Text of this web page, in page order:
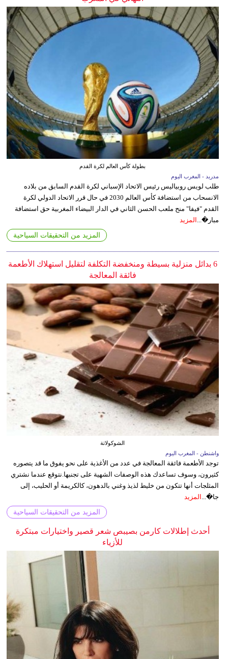
بطولة كأس العالم لكرة القدم
مدريد - المغرب اليوم
طلب لويس روبياليس رئيس الاتحاد الإسباني لكرة القدم السابق من بلاده
الانسحاب من استضافة كأس العالم 2030 في حال قرر الاتحاد الدولي لكرة
القدم "فيفا" منح ملعب الحسن الثاني في الدار البيضاء المغربية حق استضافة
مبار�... المزيد
المزيد من التحقيقات السياحية
6 بدائل منزلية بسيطة ومنخفضة التكلفة لتقليل استهلاك الأطعمة
فائقة المعالجة
الشوكولاتة
واشنطن - المغرب اليوم
توجد الأطعمة فائقة المعالجة في عدد من الأغذية على نحو يفوق ما قد يتصوره
كثيرون، وسوف تساعدك هذه الوصفات الشهية على تجنبها.نتوقع عندما نشتري
المثلجات أنها تتكون من خليط لذيذ وغني بالدهون، كالكريمة أو الحليب، إلى
جا�...
المزيد
المزيد من التحقيقات السياحية
أحدث إطلالات كارمن بصيبص شعر قصير واختيارات مبتكرة
للأزياء